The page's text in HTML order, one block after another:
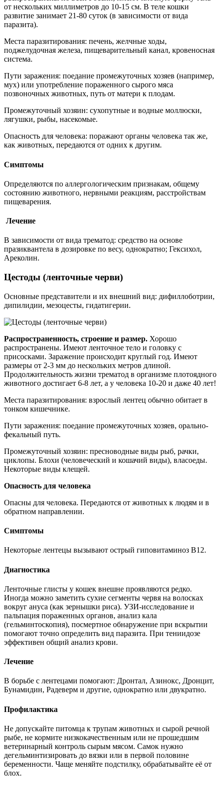
от нескольких миллиметров до 10-15 см. В теле кошки
развитие занимает 21-80 суток (в зависимости от вида
паразита).
Места паразитирования: печень, желчные ходы,
поджелудочная железа, пищеварительный канал, кровеносная
система.
Пути заражения: поедание промежуточных хозяев (например,
мух) или употребление пораженного сырого мяса
позвоночных животных, путь от матери к плодам.
Промежуточный хозяин: сухопутные и водные моллюски,
лягушки, рыбы, насекомые.
Опасность для человека: поражают органы человека так же,
как животных, передаются от одних к другим.
Симптомы
Определяются по аллергологическим признакам, общему
состоянию животного, нервными реакциям, расстройствам
пищеварения.
Лечение
В зависимости от вида трематод: средство на основе
празиквантела в дозировке по весу, однократно; Гексихол,
Ареколин.
Цестоды (ленточные черви)
Основные представители и их внешний вид: дифиллоботрии,
дипилидии, мезоцесты, гидатигерии.
Распространенность, строение и размер. Хорошо
распространены. Имеют ленточное тело и головку с
присосками. Заражение происходит круглый год. Имеют
размеры от 2-3 мм до нескольких метров длиной.
Продолжительность жизни трематод в организме плотоядного
животного достигает 6-8 лет, а у человека 10-20 и даже 40 лет!
Места паразитирования: взрослый лентец обычно обитает в
тонком кишечнике.
Пути заражения: поедание промежуточных хозяев, орально-
фекальный путь.
Промежуточный хозяин: пресноводные виды рыб, рачки,
циклопы. Блохи (человеческий и кошачий виды), власоеды.
Некоторые виды клещей.
Опасность для человека
Опасны для человека. Передаются от животных к людям и в
обратном направлении.
Симптомы
Некоторые лентецы вызывают острый гиповитаминоз В12.
Диагностика
Ленточные глисты у кошек внешне проявляются редко.
Иногда можно заметить сухие сегменты червя на волосках
вокруг ануса (как зернышки риса). УЗИ-исследование и
пальпация пораженных органов, анализ кала
(гельминтоскопия), посмертное обнаружение при вскрытии
помогают точно определить вид паразита. При тениидозе
эффективен общий анализ крови.
Лечение
В борьбе с лентецами помогают: Дронтал, Азинокс, Дронцит,
Бунамидин, Радеверм и другие, однократно или двукратно.
Профилактика
Не допускайте питомца к трупам животных и сырой речной
рыбе, не кормите низкокачественным или не прошедшим
ветеринарный контроль сырым мясом. Самок нужно
дегельминтизировать до вязки или в первой половине
беременности. Чаще меняйте подстилку, обрабатывайте её от
блох.